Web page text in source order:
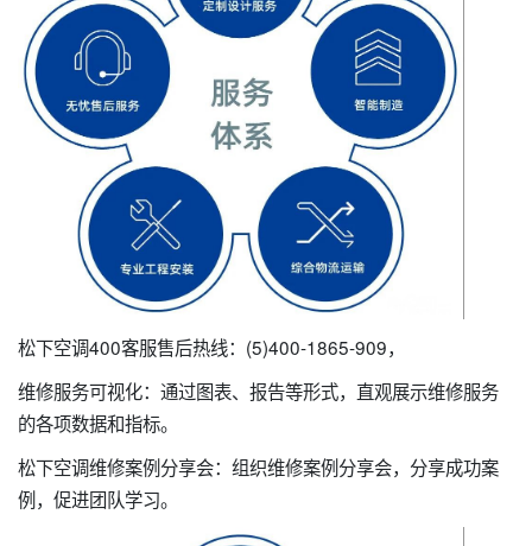
松下空调400客服售后热线：(5)400-1865-909，
维修服务可视化：通过图表、报告等形式，直观展示维修服务
的各项数据和指标。
松下空调维修案例分享会：组织维修案例分享会，分享成功案
例，促进团队学习。